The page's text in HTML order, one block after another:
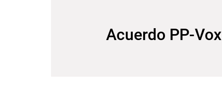
Acuerdo PP-Vox